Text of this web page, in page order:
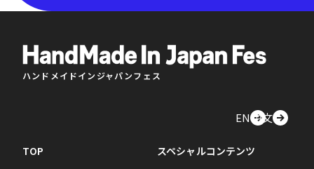
ハンドメイドインジャパンフェス
EN中文
TOP
スペシャルコンテンツ